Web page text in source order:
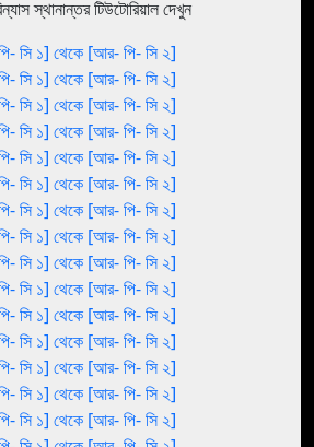
স্থানান্তর টিউটোরিয়াল দেখুন
সি ১] থেকে [আর- পি- সি ২]
সি ১] থেকে [আর- পি- সি ২]
সি ১] থেকে [আর- পি- সি ২]
সি ১] থেকে [আর- পি- সি ২]
সি ১] থেকে [আর- পি- সি ২]
সি ১] থেকে [আর- পি- সি ২]
সি ১] থেকে [আর- পি- সি ২]
সি ১] থেকে [আর- পি- সি ২]
সি ১] থেকে [আর- পি- সি ২]
সি ১] থেকে [আর- পি- সি ২]
সি ১] থেকে [আর- পি- সি ২]
সি ১] থেকে [আর- পি- সি ২]
সি ১] থেকে [আর- পি- সি ২]
সি ১] থেকে [আর- পি- সি ২]
সি ১] থেকে [আর- পি- সি ২]